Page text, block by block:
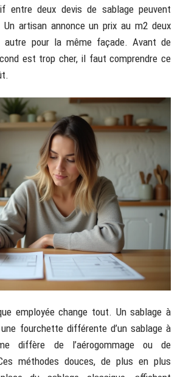
entre deux devis de sablage peuvent
Un artisan annonce un prix au m2 deux
autre pour la même façade. Avant de
est trop cher, il faut comprendre ce
employée change tout. Un sablage à
fourchette différente d’un sablage à
diffère de l’aérogommage ou de
méthodes douces, de plus en plus